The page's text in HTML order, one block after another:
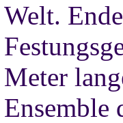
Welt.
Meter
Ensemble